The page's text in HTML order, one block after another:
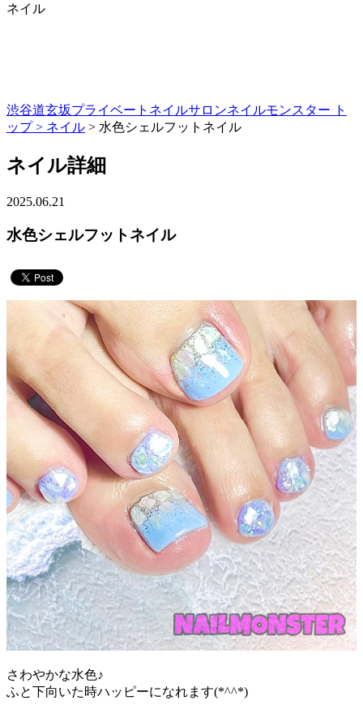
ネイル
渋谷道玄坂プライベートネイルサロンネイルモンスター ト
ップ > ネイル > 水色シェルフットネイル
ネイル詳細
2025.06.21
水色シェルフットネイル
さわやかな水色♪
ふと下向いた時ハッピーになれます(*^^*)